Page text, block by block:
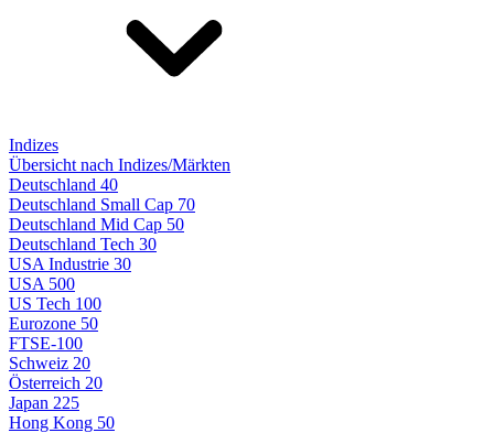
Indizes
Übersicht nach Indizes/Märkten
Deutschland 40
Deutschland Small Cap 70
Deutschland Mid Cap 50
Deutschland Tech 30
USA Industrie 30
USA 500
US Tech 100
Eurozone 50
FTSE-100
Schweiz 20
Österreich 20
Japan 225
Hong Kong 50